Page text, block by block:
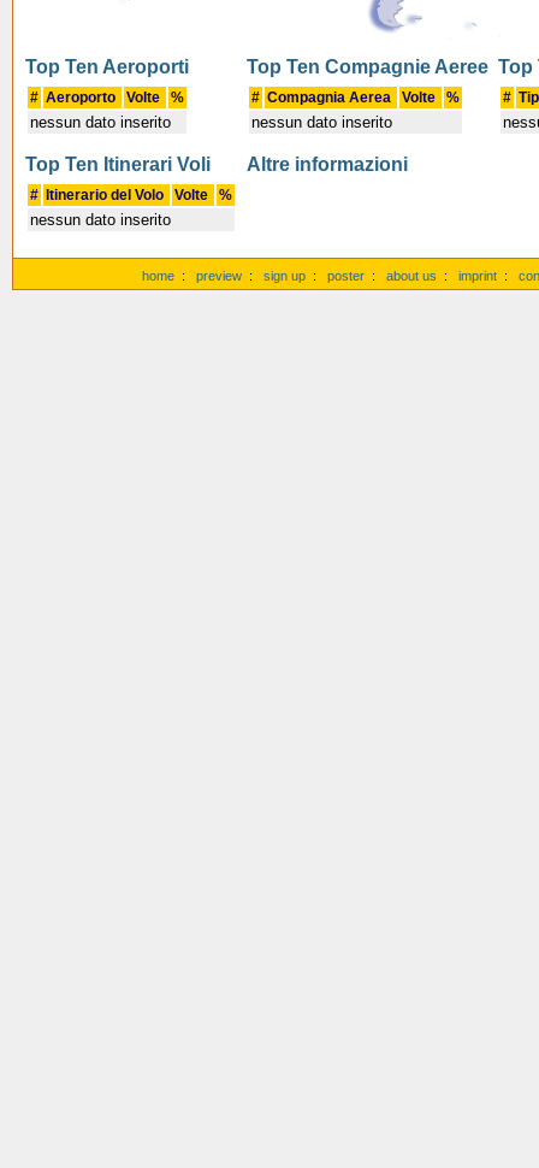
Top Ten Aeroporti
# Aeroporto Volte %
nessun dato inserito
Top Ten Compagnie Aeree
# Compagnia Aerea Volte %
nessun dato inserito
Top
#
Top Ten Itinerari Voli
# Itinerario del Volo Volte %
nessun dato inserito
Altre informazioni
home : preview : sign up : poster : about us : imprint :